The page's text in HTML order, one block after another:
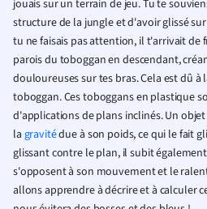
jouais sur un terrain de jeu. Tu te
structure de la jungle et d'avoir glissé
tu ne faisais pas attention, il t'arrivait de
parois du toboggan en descendant,
douloureuses sur tes bras. Cela est dû à
toboggan. Ces toboggans en plastique
d'applications de plans inclinés. Un
la gravitédue à son poids, ce qui le fait
glissant contre le plan, il subit
s'opposent à son mouvement et le
allons apprendre à décrire et à calculer